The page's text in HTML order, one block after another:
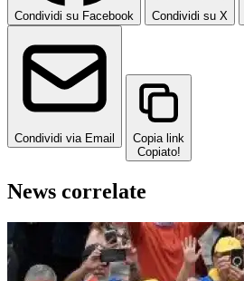
Condividi su Facebook Condividi su X
Condividi via Email
Copia link
Copiato!
News correlate